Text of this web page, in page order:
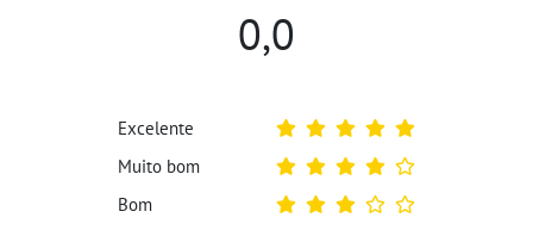
0,0
Excelente
Muito bom
Bom